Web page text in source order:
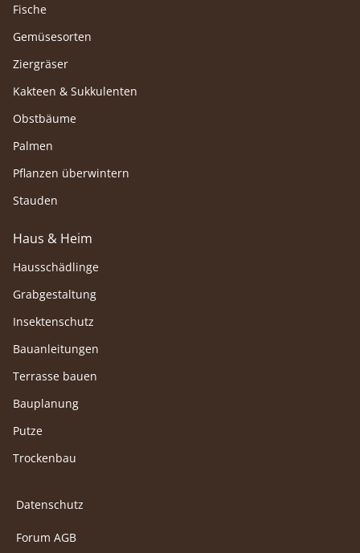
Fische
Gemüsesorten
Ziergräser
Kakteen & Sukkulenten
Obstbäume
Palmen
Pflanzen überwintern
Stauden
Haus & Heim
Hausschädlinge
Grabgestaltung
Insektenschutz
Bauanleitungen
Terrasse bauen
Bauplanung
Putze
Trockenbau
Datenschutz
Forum AGB